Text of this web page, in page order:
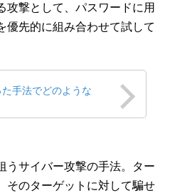
攻撃として、パスワードに用
優先的に組み合わせて試して
手法でどのような
うサイバー攻撃の手法。ター
そのターゲットに対して騙せ